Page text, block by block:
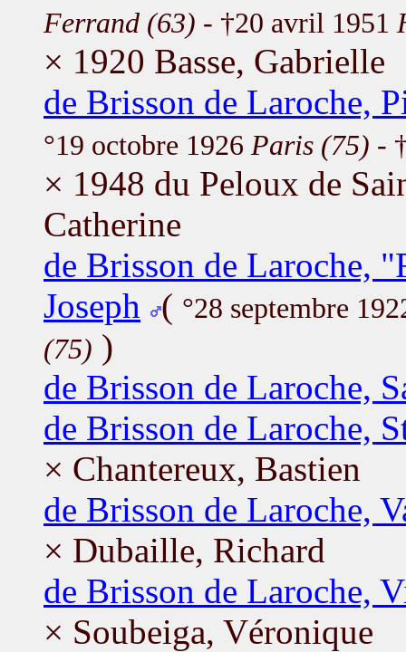
Ferrand (63) - †20 avril 1951
× 1920 Basse, Gabrielle
de Brisson de Laroche,
°19 octobre 1926 Paris (75) -
× 1948 du Peloux de
Catherine
de Brisson de Laroche,
Joseph
( °28 septembre
(75) )
de Brisson de Laroche,
de Brisson de Laroche,
× Chantereux, Bastien
de Brisson de Laroche,
× Dubaille, Richard
de Brisson de Laroche,
× Soubeiga, Véronique